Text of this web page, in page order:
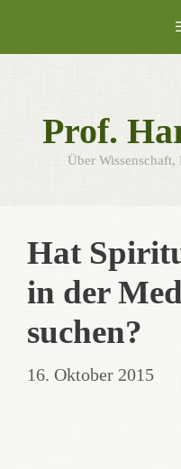
content
Prof.
Über
Hat
in der
suchen?
16. Oktober 2015